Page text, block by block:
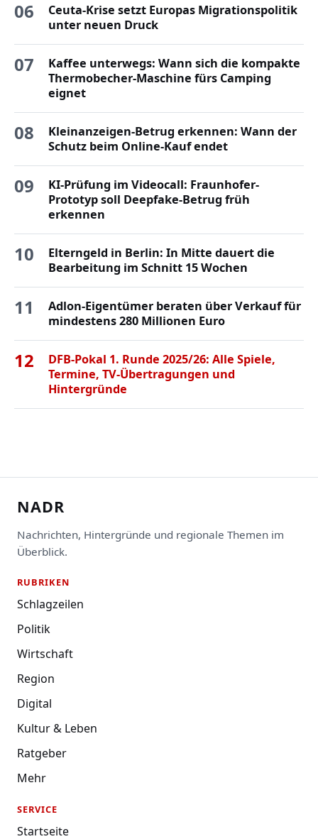
06
Ceuta-Krise setzt Europas Migrationspolitik
unter neuen Druck
07
Kaffee unterwegs: Wann sich die kompakte
Thermobecher-Maschine fürs Camping
eignet
08
Kleinanzeigen-Betrug erkennen: Wann der
Schutz beim Online-Kauf endet
09
KI-Prüfung im Videocall: Fraunhofer-
Prototyp soll Deepfake-Betrug früh
erkennen
10
Elterngeld in Berlin: In Mitte dauert die
Bearbeitung im Schnitt 15 Wochen
11
Adlon-Eigentümer beraten über Verkauf für
mindestens 280 Millionen Euro
12
DFB-Pokal 1. Runde 2025/26: Alle Spiele,
Termine, TV-Übertragungen und
Hintergründe
NADR
Nachrichten, Hintergründe und regionale Themen im
Überblick.
RUBRIKEN
Schlagzeilen
Politik
Wirtschaft
Region
Digital
Kultur & Leben
Ratgeber
Mehr
SERVICE
Startseite